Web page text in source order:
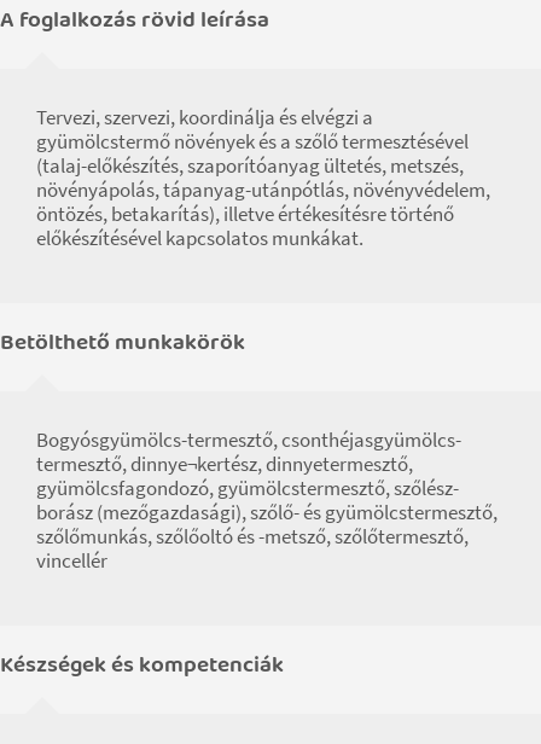
A foglalkozás rövid leírása
Tervezi, szervezi, koordinálja és elvégzi a
gyümölcstermő növények és a szőlő termesztésével
(talaj-előkészítés, szaporítóanyag ültetés, metszés,
növényápolás, tápanyag-utánpótlás, növényvédelem,
öntözés, betakarítás), illetve értékesítésre történő
előkészítésével kapcsolatos munkákat.
Betölthető munkakörök
Bogyósgyümölcs-termesztő, csonthéjasgyümölcs-
termesztő, dinnye¬kertész, dinnyetermesztő,
gyümölcsfagondozó, gyümölcstermesztő, szőlész-
borász (mezőgazdasági), szőlő- és gyümölcstermesztő,
szőlőmunkás, szőlőoltó és -metsző, szőlőtermesztő,
vincellér
Készségek és kompetenciák